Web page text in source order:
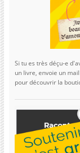
Si tu es très déçu-e
un livre, envoie un
pour découvrir la